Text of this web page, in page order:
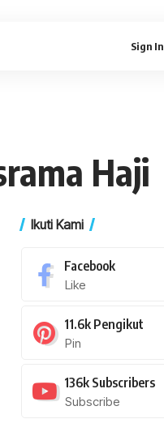
Sign In
Haji
Ikuti Kami
Facebook
Like
11.6k Pengikut
Pin
136k Subscribers
Subscribe